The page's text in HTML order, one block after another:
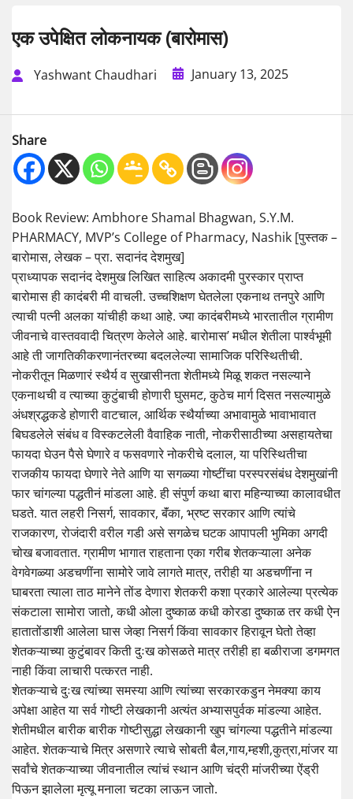
एक उपेक्षित लोकनायक (बारोमास)
Yashwant Chaudhari January 13, 2025
Share
Book Review: Ambhore Shamal Bhagwan, S.Y.M.
PHARMACY, MVP’s College of Pharmacy, Nashik [पुस्तक –
बारोमास, लेखक – प्रा. सदानंद देशमुख]
प्राध्यापक सदानंद देशमुख लिखित साहित्य अकादमी पुरस्कार प्राप्त
बारोमास ही कादंबरी मी वाचली. उच्चशिक्षण घेतलेला एकनाथ तनपुरे आणि
त्याची पत्नी अलका यांचीही कथा आहे. ज्या कादंबरीमध्ये भारतातील ग्रामीण
जीवनाचे वास्तववादी चित्रण केलेले आहे. बारोमास’ मधील शेतीला पार्श्वभूमी
आहे ती जागतिकीकरणानंतरच्या बदललेल्या सामाजिक परिस्थितीची.
नोकरीतून मिळणारं स्थैर्य व सुखासीनता शेतीमध्ये मिळू शकत नसल्याने
एकनाथची व त्याच्या कुटुंबाची होणारी घुसमट, कुठेच मार्ग दिसत नसल्यामुळे
अंधश्रद्धकडे होणारी वाटचाल, आर्थिक स्थैर्याच्या अभावामुळे भावाभावात
बिघडलेले संबंध व विस्कटलेली वैवाहिक नाती, नोकरीसाठीच्या असहायतेचा
फायदा घेउन पैसे घेणारे व फसवणारे नोकरीचे दलाल, या परिस्थितीचा
राजकीय फायदा घेणारे नेते आणि या सगळ्या गोष्टींचा परस्परसंबंध देशमुखांनी
फार चांगल्या पद्धतीनं मांडला आहे. ही संपुर्ण कथा बारा महिन्याच्या कालावधीत
घडते. यात लहरी निसर्ग, सावकार, बॅंका, भ्रष्ट सरकार आणि त्यांचे
राजकारण, रोजंदारी वरील गडी असे सगळेच घटक आपापली भुमिका अगदी
चोख बजावतात. ग्रामीण भागात राहताना एका गरीब शेतकऱ्याला अनेक
वेगवेगळ्या अडचणींना सामोरे जावे लागते मात्र, तरीही या अडचणींना न
घाबरता त्याला ताठ मानेने तोंड देणारा शेतकरी कशा प्रकारे आलेल्या प्रत्येक
संकटाला सामोरा जातो, कधी ओला दुष्काळ कधी कोरडा दुष्काळ तर कधी ऐन
हातातोंडाशी आलेला घास जेव्हा निसर्ग किंवा सावकार हिरावून घेतो तेव्हा
शेतकऱ्याच्या कुटुंबावर किती दुःख कोसळते मात्र तरीही हा बळीराजा डगमगत
नाही किंवा लाचारी पत्करत नाही.
शेतकऱ्याचे दुःख त्यांच्या समस्या आणि त्यांच्या सरकारकडुन नेमक्या काय
अपेक्षा आहेत या सर्व गोष्टी लेखकानी अत्यंत अभ्यासपुर्वक मांडल्या आहेत.
शेतीमधील बारीक बारीक गोष्टीसुद्धा लेखकानी खुप चांगल्या पद्धतीने मांडल्या
आहेत. शेतकऱ्याचे मित्र असणारे त्याचे सोबती बैल,गाय,म्हशी,कुत्रा,मांजर या
सर्वांचे शेतकऱ्याच्या जीवनातील त्यांचं स्थान आणि चंद्री मांजरीच्या ऐंड्री
पिऊन झालेला मृत्यू मनाला चटका लाऊन जातो.